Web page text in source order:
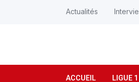
ACCUEIL LIGUE 1
Actualités